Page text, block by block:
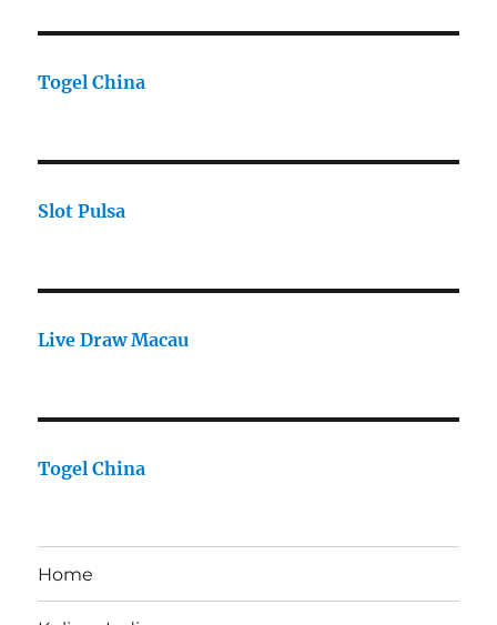
Togel China
Slot Pulsa
Live Draw Macau
Togel China
Home